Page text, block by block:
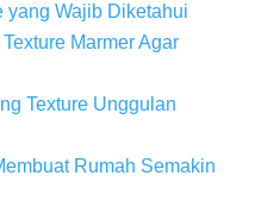
yang Wajib Diketahui
Marmer Agar
Texture Unggulan
Rumah Semakin